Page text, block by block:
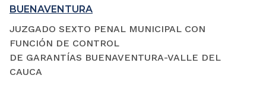
BUENAVENTURA
JUZGADO SEXTO PENAL MUNICIPAL CON
FUNCIÓN DE CONTROL
DE GARANTÍAS BUENAVENTURA-VALLE DEL
CAUCA